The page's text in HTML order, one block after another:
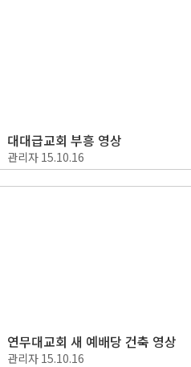
대대급교회 부흥 영상
관리자 15.10.16
연무대교회 새 예배당 건축 영상
관리자 15.10.16